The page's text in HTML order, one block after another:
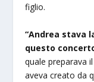
figlio.
“Andrea stava
questo
quale preparava
aveva creato da